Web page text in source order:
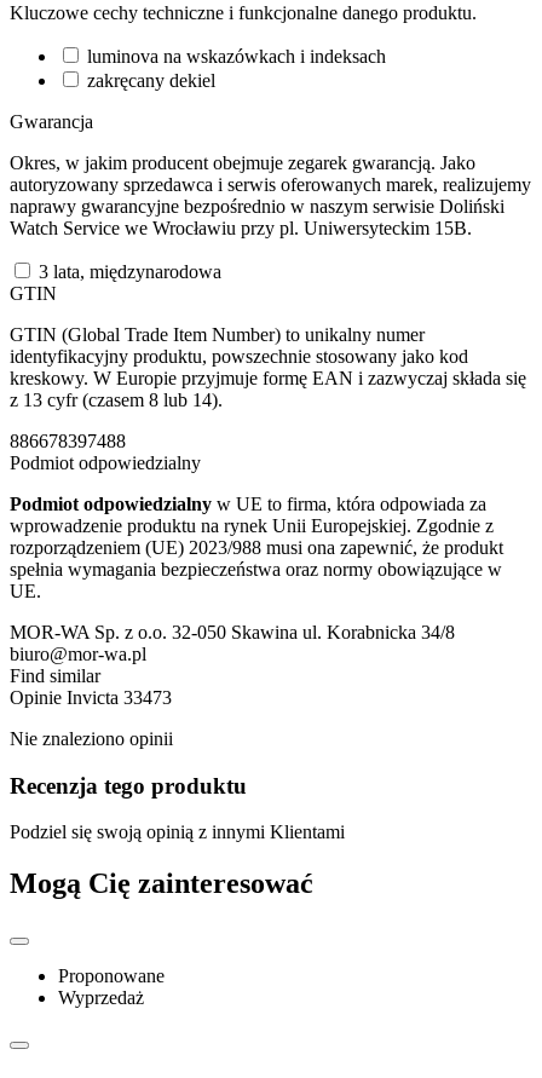
Kluczowe cechy techniczne i funkcjonalne danego produktu.
luminova na wskazówkach i indeksach
zakręcany dekiel
Gwarancja
Okres, w jakim producent obejmuje zegarek gwarancją. Jako
autoryzowany sprzedawca i serwis oferowanych marek, realizujemy
naprawy gwarancyjne bezpośrednio w naszym serwisie Doliński
Watch Service we Wrocławiu przy pl. Uniwersyteckim 15B.
3 lata, międzynarodowa
GTIN
GTIN (Global Trade Item Number) to unikalny numer
identyfikacyjny produktu, powszechnie stosowany jako kod
kreskowy. W Europie przyjmuje formę EAN i zazwyczaj składa się
z 13 cyfr (czasem 8 lub 14).
886678397488
Podmiot odpowiedzialny
Podmiot odpowiedzialny w UE to firma, która odpowiada za
wprowadzenie produktu na rynek Unii Europejskiej. Zgodnie z
rozporządzeniem (UE) 2023/988 musi ona zapewnić, że produkt
spełnia wymagania bezpieczeństwa oraz normy obowiązujące w
UE.
MOR-WA Sp. z o.o. 32-050 Skawina ul. Korabnicka 34/8
biuro@mor-wa.pl
Find similar
Opinie Invicta 33473
Nie znaleziono opinii
Recenzja tego produktu
Podziel się swoją opinią z innymi Klientami
Mogą Cię zainteresować
Proponowane
Wyprzedaż